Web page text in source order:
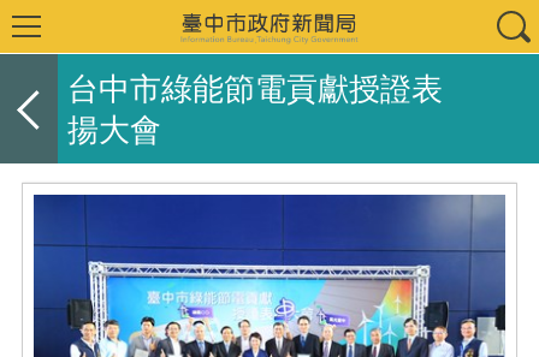
台中市綠能節電貢獻授證表
揚大會